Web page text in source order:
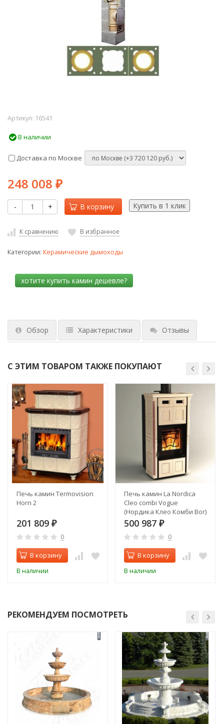
Артикул: 16541
В наличии
Доставка по Москве
248 008 ₽
- + В корзину
К сравнению В избранное
Категории: Керамические дымоходы
Обзор Характеристики Отзывы
С ЭТИМ ТОВАРОМ ТАКЖЕ ПОКУПАЮТ
Печь камин Termovision
Horn 2
201 809 ₽
0
В корзину
В наличии
Печь камин La Nordica
Cleo combi Vogue
(Нордика Клео Комби Вог)
500 987 ₽
0
В корзину
В наличии
РЕКОМЕНДУЕМ ПОСМОТРЕТЬ